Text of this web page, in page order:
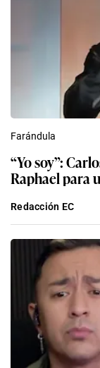
Farándula
“Yo soy”:
Raphael para
Redacción EC